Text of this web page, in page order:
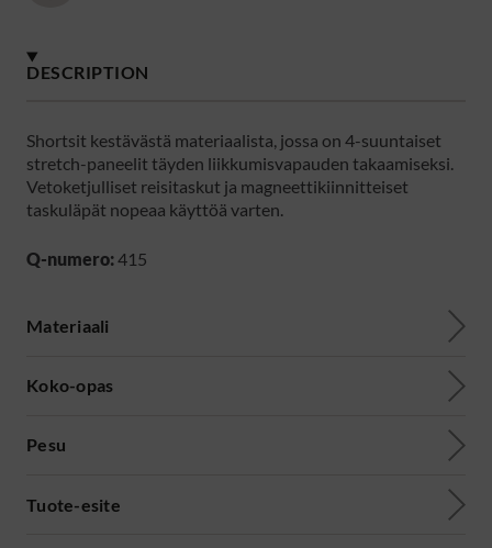
DESCRIPTION
Shortsit kestävästä materiaalista, jossa on 4-suuntaiset
stretch-paneelit täyden liikkumisvapauden takaamiseksi.
Vetoketjulliset reisitaskut ja magneettikiinnitteiset
taskuläpät nopeaa käyttöä varten.
Q-numero:415
Materiaali
Koko-opas
Pesu
Tuote-esite